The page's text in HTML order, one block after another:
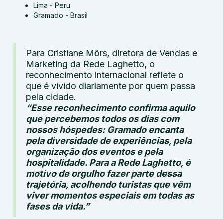
Lima - Peru
Gramado - Brasil
Para Cristiane Mörs, diretora de Vendas e
Marketing da Rede Laghetto, o
reconhecimento internacional reflete o
que é vivido diariamente por quem passa
pela cidade.
“Esse reconhecimento confirma aquilo
que percebemos todos os dias com
nossos hóspedes: Gramado encanta
pela diversidade de experiências, pela
organização dos eventos e pela
hospitalidade. Para a Rede Laghetto, é
motivo de orgulho fazer parte dessa
trajetória, acolhendo turistas que vêm
viver momentos especiais em todas as
fases da vida.”